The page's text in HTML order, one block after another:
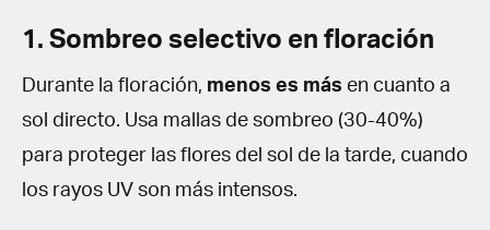
1. Sombreo selectivo en floración
Durante la floración, menos es más en cuanto a
sol directo. Usa mallas de sombreo (30-40%)
para proteger las flores del sol de la tarde, cuando
los rayos UV son más intensos.